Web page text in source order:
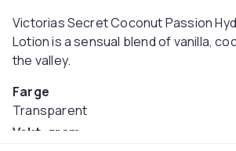
Victorias Secret Coconut Passion
Lotion is a sensual blend of vanilla,
the valley.
Farge
Transparent
Vekt, gram